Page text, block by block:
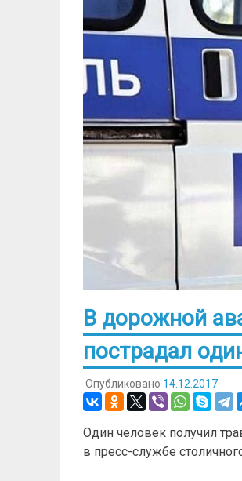
В дорожной
пострадал
Опубликовано 14.12.2017
Один человек получил
в пресс-службе